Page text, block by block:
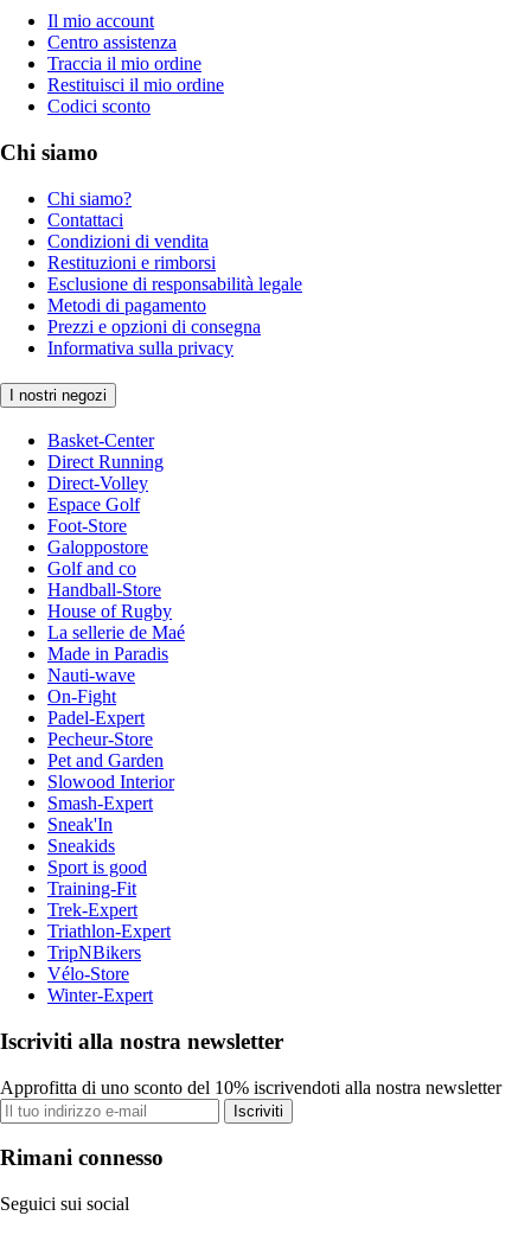
Il mio account
Centro assistenza
Traccia il mio ordine
Restituisci il mio ordine
Codici sconto
Chi siamo
Chi siamo?
Contattaci
Condizioni di vendita
Restituzioni e rimborsi
Esclusione di responsabilità legale
Metodi di pagamento
Prezzi e opzioni di consegna
Informativa sulla privacy
I nostri negozi
Basket-Center
Direct Running
Direct-Volley
Espace Golf
Foot-Store
Galoppostore
Golf and co
Handball-Store
House of Rugby
La sellerie de Maé
Made in Paradis
Nauti-wave
On-Fight
Padel-Expert
Pecheur-Store
Pet and Garden
Slowood Interior
Smash-Expert
Sneak'In
Sneakids
Sport is good
Training-Fit
Trek-Expert
Triathlon-Expert
TripNBikers
Vélo-Store
Winter-Expert
Iscriviti alla nostra newsletter
Approfitta di uno sconto del 10% iscrivendoti alla nostra newsletter
Iscriviti
Rimani connesso
Seguici sui social